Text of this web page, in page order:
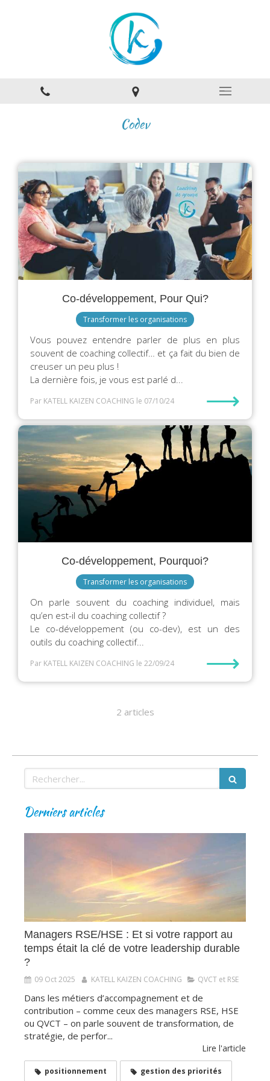
Codev
Co-développement, Pour Qui?
Transformer les organisations
Vous pouvez entendre parler de plus en plus
souvent de coaching collectif… et ça fait du bien de
creuser un peu plus !
La dernière fois, je vous est parlé d...
Par KATELL KAIZEN COACHING le 07/10/24 ⟶
Co-développement, Pourquoi?
Transformer les organisations
On parle souvent du coaching individuel, mais
qu’en est-il du coaching collectif ?
Le co-développement (ou co-dev), est un des
outils du coaching collectif...
Par KATELL KAIZEN COACHING le 22/09/24 ⟶
2 articles
Rechercher
Derniers articles
Managers RSE/HSE : Et si votre rapport au
temps était la clé de votre leadership durable
?
09 Oct 2025 KATELL KAIZEN COACHING QVCT et RSE
Dans les métiers d’accompagnement et de
contribution – comme ceux des managers RSE, HSE
ou QVCT – on parle souvent de transformation, de
stratégie, de perfor...
Lire l'article
positionnement gestion des priorités